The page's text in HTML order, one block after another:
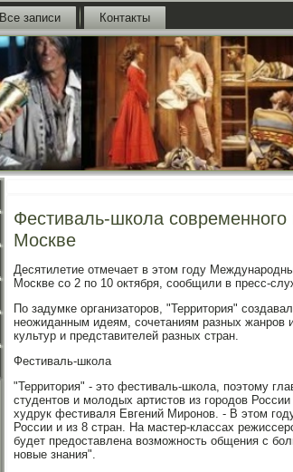
Все записи Контакты
Фестиваль-школа современного
Москве
Десятилетие отмечает в этом году
Москве со 2 по 10 октября, сообщили в пресс-
По задумке организаторов, "Территория"
неожиданным идеям, сочетаниям разных жанров
культур и представителей разных стран.
Фестиваль-школа
"Территория" - это фестиваль-школа, поэтому
студентов и молодых артистов из городов
худрук фестиваля Евгений Миронов. - В этом
России и из 8 стран. На мастер-классах
будет предоставлена возможность общения с
новые знания".